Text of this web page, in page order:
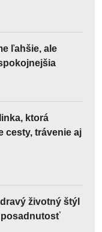
ľahšie, ale
ktorá
cesty, trávenie aj
životný štýl
posadnutosť